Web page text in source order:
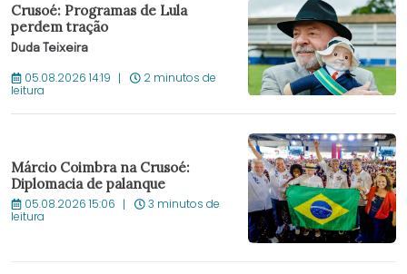
Crusoé: Programas de Lula
perdem tração
Duda Teixeira
05.08.2026 14:19 2 minutos de
leitura
Márcio Coimbra na Crusoé:
Diplomacia de palanque
05.08.2026 15:06 3 minutos de
leitura